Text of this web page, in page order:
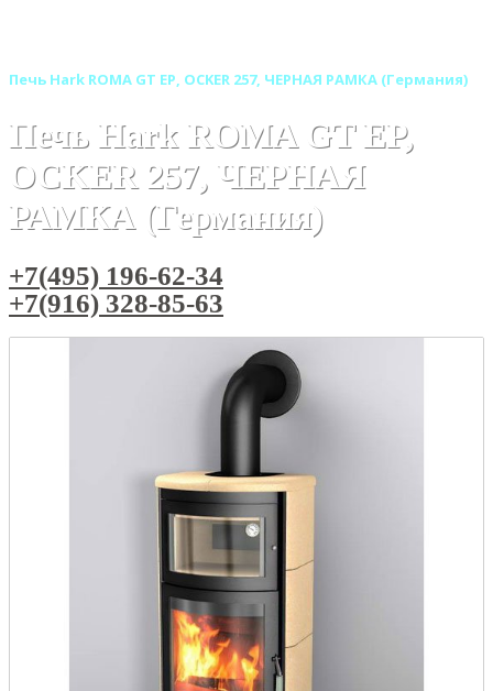
Печь Hark ROMA GT EP, OCKER 257, ЧЕРНАЯ РАМКА (Германия)
Печь Hark ROMA GT EP,
OCKER 257, ЧЕРНАЯ
РАМКА (Германия)
+7(495) 196-62-34
+7(916) 328-85-63